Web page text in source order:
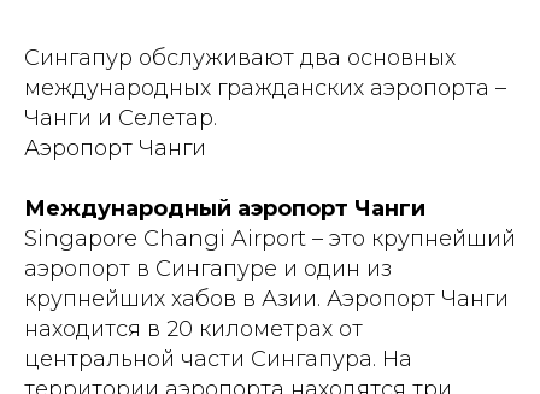
Сингапур обслуживают два основных
международных гражданских аэропорта –
Чанги и Селетар.
Аэропорт Чанги
Международный аэропорт Чанги
Singapore Changi Airport – это крупнейший
аэропорт в Сингапуре и один из
крупнейших хабов в Азии. Аэропорт Чанги
находится в 20 километрах от
центральной части Сингапура. На